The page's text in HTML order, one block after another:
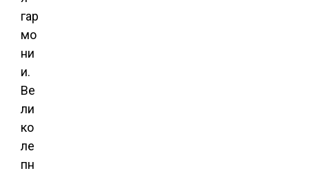
гар
мо
ни
и.
Ве
ли
ко
ле
пн